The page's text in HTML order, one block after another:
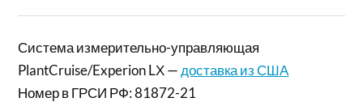
Система измерительно-управляющая
PlantCruise/Experion LХ — доставка из США
Номер в ГРСИ РФ: 81872-21